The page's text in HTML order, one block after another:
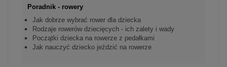
Poradnik - rowery
Jak dobrze wybrać rower dla dziecka
Rodzaje rowerów dziecięcych - ich zalety i wady
Początki dziecka na rowerze z pedałkami
Jak nauczyć dziecko jeździć na rowerze